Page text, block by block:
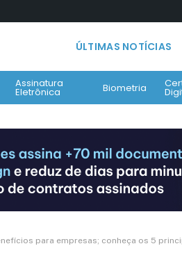
ÚLTIMAS NOTÍCIAS
Assinatura
Eletrônica Biometria
para empresas; conheça os 5